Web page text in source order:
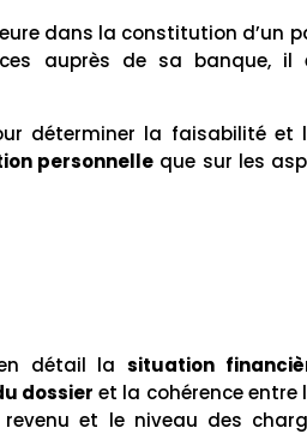
dans la constitution d’un
auprès de sa banque,
déterminer la faisabilité et
personnelle que sur les
détail la situation
dossier et la cohérence entre
et le niveau des